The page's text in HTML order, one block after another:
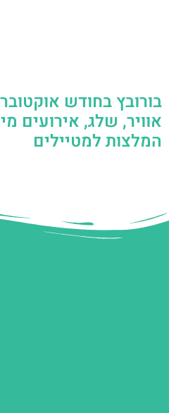
בורובץ בחודש
אוויר, שלג, אירועים
המלצות למטיילים